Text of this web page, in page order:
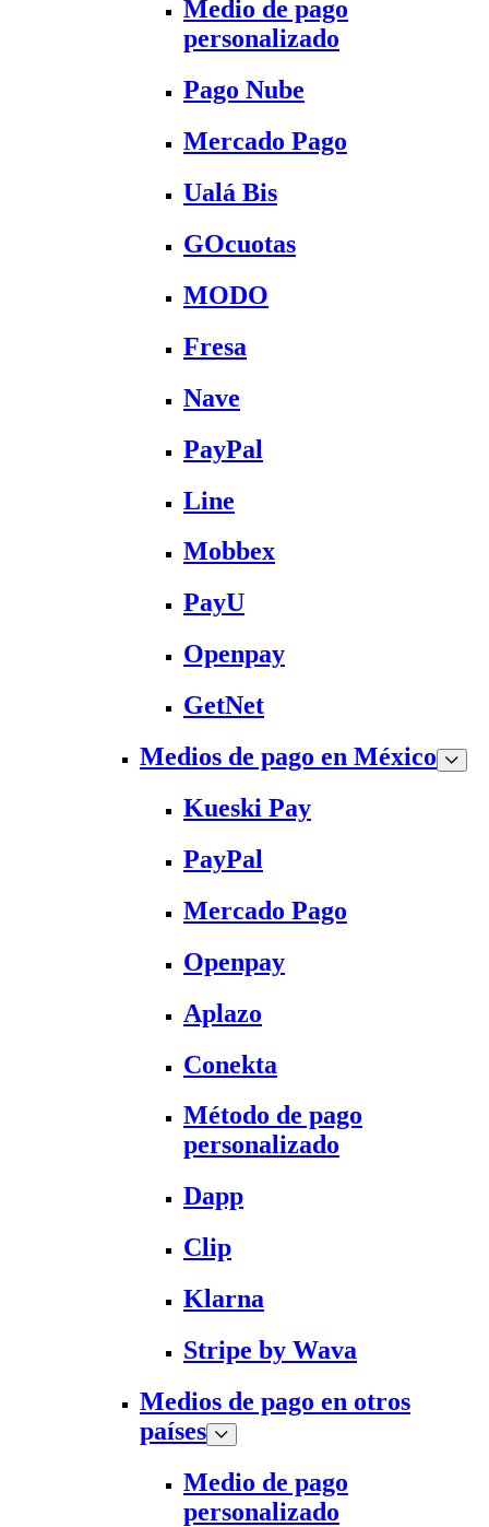
Medio de pago
personalizado
Pago Nube
Mercado Pago
Ualá Bis
GOcuotas
MODO
Fresa
Nave
PayPal
Line
Mobbex
PayU
Openpay
GetNet
Medios de pago en México
Kueski Pay
PayPal
Mercado Pago
Openpay
Aplazo
Conekta
Método de pago
personalizado
Dapp
Clip
Klarna
Stripe by Wava
Medios de pago en otros
países
Medio de pago
personalizado